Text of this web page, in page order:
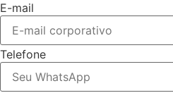
E-mail
Telefone